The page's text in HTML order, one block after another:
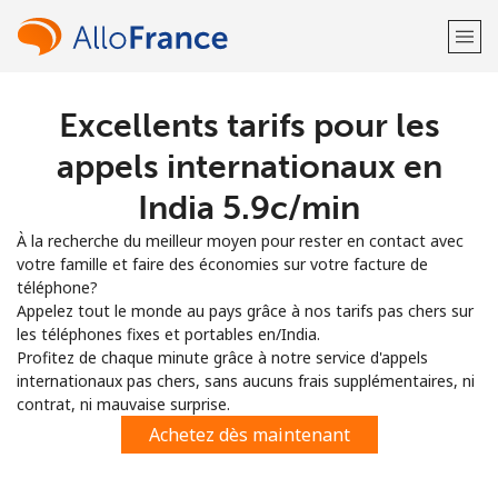
Bienvenue!
Vous avez déjà un compte?
S'enregistrer avec
ou
Excellents tarifs pour les
appels internationaux en
India ⁦5.9c⁩/min
À la recherche du meilleur moyen pour rester en contact avec
votre famille et faire des économies sur votre facture de
téléphone?
Appelez tout le monde au pays grâce à nos tarifs pas chers sur
les téléphones fixes et portables en/India.
Profitez de chaque minute grâce à notre service d'appels
internationaux pas chers, sans aucuns frais supplémentaires, ni
contrat, ni mauvaise surprise.
Achetez dès maintenant